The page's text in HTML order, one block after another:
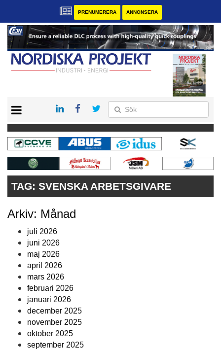
PRENUMERERA ANNONSERA
KONTAKT
VÅRA ANDRA MAGASIN
PRENUMERERA
ANNONSERA
TAG: SVENSKA ARBETSGIVARE
Arkiv: Månad
juli 2026
juni 2026
maj 2026
april 2026
mars 2026
februari 2026
januari 2026
december 2025
november 2025
oktober 2025
september 2025